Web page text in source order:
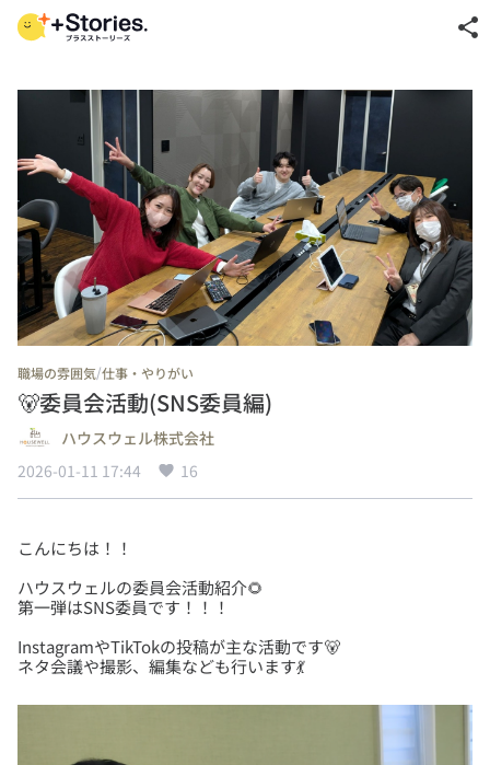
share
職場の雰囲気/仕事・やりがい
🐻委員会活動(SNS委員編)
ハウスウェル株式会社
2026-01-11 17:44
16
ハウスウェルの委員会活動紹介🌻
InstagramやTikTokの投稿が主な活動です🐻